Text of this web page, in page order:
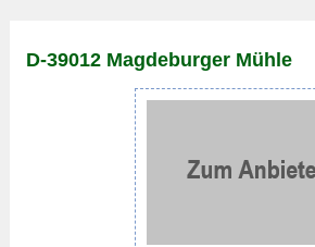
D-39012 Magdeburger Mühle